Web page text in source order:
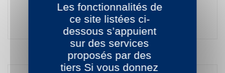
ACHETER
Les fonctionnalités de
ce site listées ci-
dessous s’appuient
sur des services
proposés par des
tiers Si vous donnez